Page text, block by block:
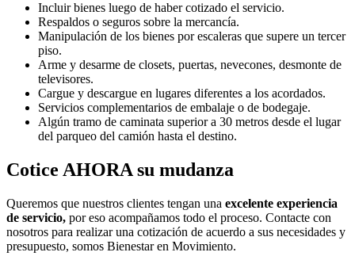
Incluir bienes luego de haber cotizado el servicio.
Respaldos o seguros sobre la mercancía.
Manipulación de los bienes por escaleras que supere un tercer
piso.
Arme y desarme de closets, puertas, nevecones, desmonte de
televisores.
Cargue y descargue en lugares diferentes a los acordados.
Servicios complementarios de embalaje o de bodegaje.
Algún tramo de caminata superior a 30 metros desde el lugar
del parqueo del camión hasta el destino.
Cotice AHORA su mudanza
Queremos que nuestros clientes tengan una excelente experiencia
de servicio, por eso acompañamos todo el proceso. Contacte con
nosotros para realizar una cotización de acuerdo a sus necesidades y
presupuesto, somos Bienestar en Movimiento.